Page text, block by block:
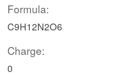
Formula:
C9H12N2O6
Charge:
0